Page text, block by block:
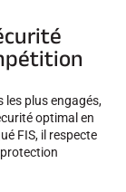
les plus engagés,
optimal en
FIS, il respecte